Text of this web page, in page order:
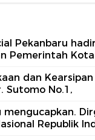
Pekanbaru
Pemerintah
dan
Sutomo No.1,
mengucapkan.
Republik